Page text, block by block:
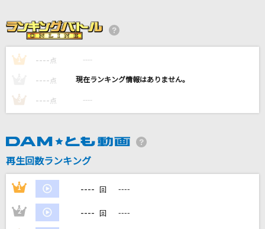
ダーリン
須田景凪
M!LK
高橋洋子
藤井 風
[生音]ひまわりの約束
1 ---- 点 ----
---- 点 ----
3 ---- 点 ----
再生回数ランキング
1 ---- 回 ----
2 ---- 回 ----